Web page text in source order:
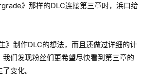
》那样的DLC连接第三章时，浜口给
》制作DLC的想法，而且还做过详细的计
们发现粉丝们更希望尽快看到第三章的
变化。